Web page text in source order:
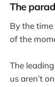
The
By the
of the
The
us aren’t